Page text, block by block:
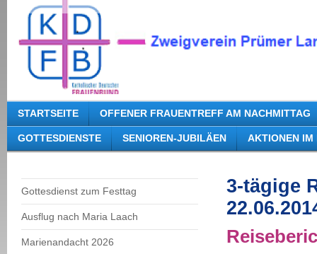
STARTSEITE OFFENER FRAUENTREFF AM NACHMITTAG
GOTTESDIENSTE SENIOREN-JUBILÄEN AKTIONEN IM
Gottesdienst zum Festtag
Ausflug nach Maria Laach
Marienandacht 2026
3-tägige